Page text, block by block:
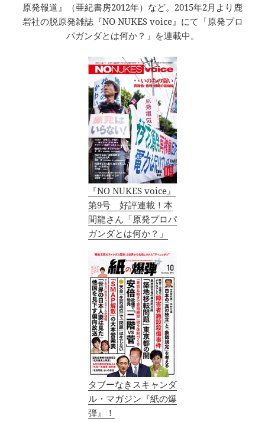
原発報道』（亜紀書房2012年）など。2015年2月より鹿
砦社の脱原発雑誌『NO NUKES voice』にて「原発プロ
パガンダとは何か？」を連載中。
『NO NUKES voice』
第9号 好評連載！本
間龍さん「原発プロパ
ガンダとは何か？」
タブーなきスキャンダ
ル・マガジン『紙の爆
弾』！